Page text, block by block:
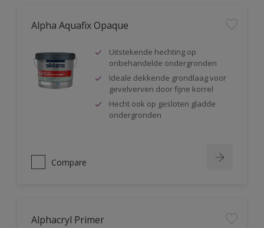
Alpha Aquafix Opaque
Uitstekende hechting op
onbehandelde ondergronden
Ideale dekkende grondlaag voor
gevelverven door fijne korrel
Hecht ook op gesloten gladde
ondergronden
Compare
Alphacryl Primer